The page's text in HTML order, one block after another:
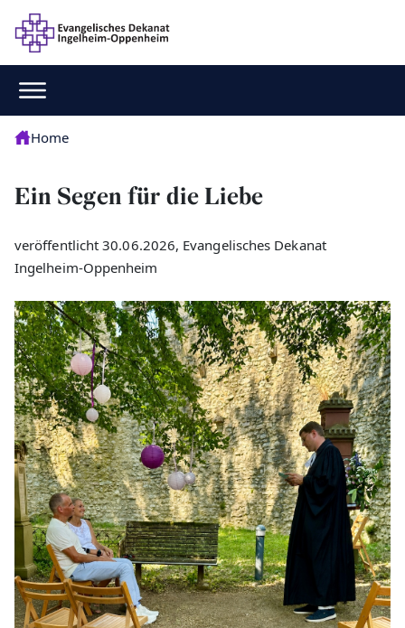
Home
Ein Segen für die Liebe
veröffentlicht 30.06.2026, Evangelisches Dekanat
Ingelheim-Oppenheim